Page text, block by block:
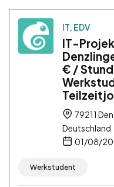
IT, EDV
IT-
€ /
79211
Deutschland
01/08/
Werkstudent